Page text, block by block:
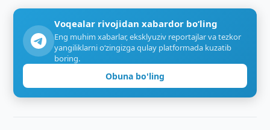
Voqealar rivojidan xabardor bo‘ling
Eng muhim xabarlar, eksklyuziv reportajlar va tezkor
yangiliklarni o‘zingizga qulay platformada kuzatib
boring.
Obuna bo'ling